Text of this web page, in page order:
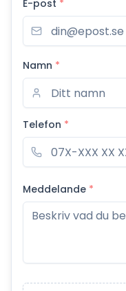
E-post *
Namn *
Telefon *
Meddelande *